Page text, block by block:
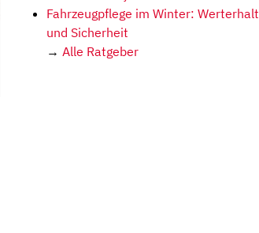
Fahrzeugpflege im Winter: Werterhalt
und Sicherheit
→ Alle Ratgeber